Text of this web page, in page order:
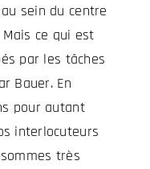
sein du centre
ce qui est
par les tâches
Bauer. En
pour autant
interlocuteurs
très